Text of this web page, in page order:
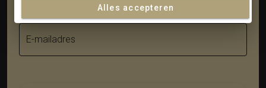
E-mailadres
Alles accepteren